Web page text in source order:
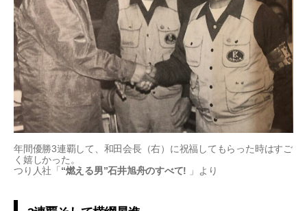
年間優勝3連覇して、和田会長（右）に祝福してもらった時はすご
く嬉しかった。
つり人社「 “燃える男”石井旭舟のすべて! 」より